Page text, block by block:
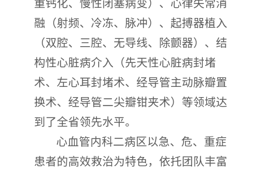
重钙化、慢性闭塞病变）、心律失常消
融（射频、冷冻、脉冲）、起搏器植入
（双腔、三腔、无导线、除颤器）、结
构性心脏病介入（先天性心脏病封堵
术、左心耳封堵术、经导管主动脉瓣置
换术、经导管二尖瓣钳夹术）等领域达
到了全省领先水平。
心血管内科二病区以急、危、重症
患者的高效救治为特色，依托团队丰富